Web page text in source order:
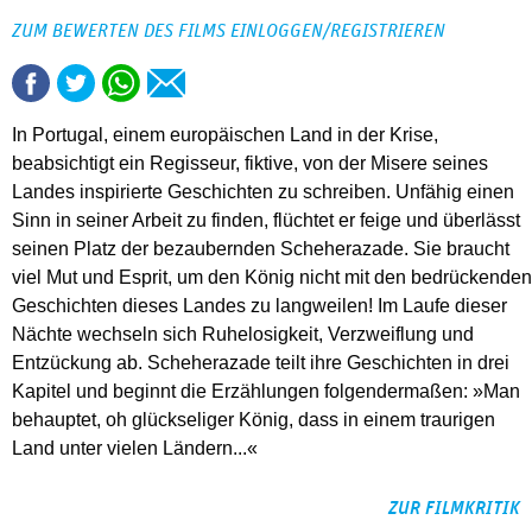
ZUM BEWERTEN DES FILMS EINLOGGEN/REGISTRIEREN
In Portugal, einem europäischen Land in der Krise,
beabsichtigt ein Regisseur, fiktive, von der Misere seines
Landes inspirierte Geschichten zu schreiben. Unfähig einen
Sinn in seiner Arbeit zu finden, flüchtet er feige und überlässt
seinen Platz der bezaubernden Scheherazade. Sie braucht
viel Mut und Esprit, um den König nicht mit den bedrückenden
Geschichten dieses Landes zu langweilen! Im Laufe dieser
Nächte wechseln sich Ruhelosigkeit, Verzweiflung und
Entzückung ab. Scheherazade teilt ihre Geschichten in drei
Kapitel und beginnt die Erzählungen folgendermaßen: »Man
behauptet, oh glückseliger König, dass in einem traurigen
Land unter vielen Ländern...«
ZUR FILMKRITIK